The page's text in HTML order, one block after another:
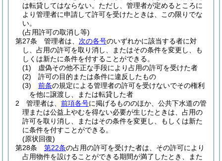
は転貸してはならない。 ただし、管理者が定めるところに
より管理者に申請して許可を受けたときは、この限りでな
い。
(占用許可の取消し等)
第27条
管理者は、 次の各号のいずれかに該当する者に対
し、占用の許可を取り消し、またはその条件を変更し、も
しくは新たに条件を付することができる。
(1)
虚偽その他不正な手段により占用の許可を受けた者
(2)
許可の目的または条件に違反したもの
(3)
前条の規定による管理者の許可を受けないでその権利
を他に譲渡し、または転貸した者
2
管理者は、 前項各号に掲げるもののほか、公共下水道の管
理または公益上やむを得ない必要が生じたときは、占用の
許可を取り消し、またはその条件を変更し、もしくは新た
に条件を付すことができる。
(原状回復)
第28条
第22条の占用の許可を受けた者は、その許可により
占用物件を設けることができる期間が満了したとき、また